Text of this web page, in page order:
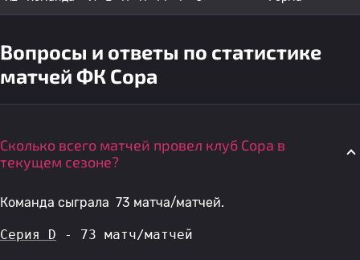
Вопросы и ответы по статистике
матчей ФК Сора
Сколько всего матчей провел клуб Сора в
текущем сезоне?
Команда сыграла 73 матча/матчей.
Серия D - 73 матч/матчей